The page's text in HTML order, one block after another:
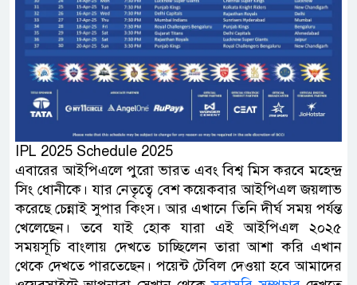
IPL 2025 Schedule 2025
এবারের আইপিএলে পুরো ভারত এবং বিশ্ব মিস করবে মহেন্দ্র
সিং ধোনীকে। যার নেতৃত্বে বেশ কয়েকবার আইপিএল জয়লাভ
করেছে চেন্নাই সুপার কিংস। আর এখানে তিনি দীর্ঘ সময় পর্যন্ত
খেলেছেন। তবে যাই হোক যারা এই আইপিএল ২০২৫
সময়সূচি বাংলায় দেখতে চাচ্ছিলেন তারা আশা করি এখান
থেকে দেখতে পারতেছেন। পয়েন্ট টেবিল দেওয়া হবে আমাদের